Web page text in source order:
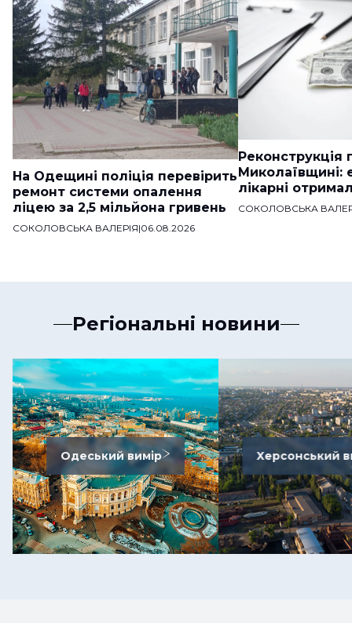
На Одещині поліція перевірить
ремонт системи опалення
ліцею за 2,5 мільйона гривень
СОКОЛОВСЬКА ВАЛЕРІЯ|06.08.2026
Реконструкція
Миколаївщині:
лікарні
СОКОЛОВСЬКА
Регіональні новини
Одеський вимір Херсонський